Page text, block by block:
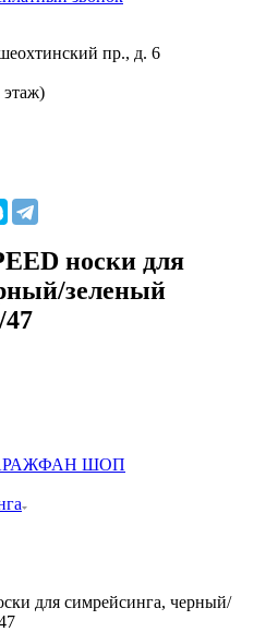
пр., д. 6
этаж)
носки для
зеленый
ФАН ШОП
для симрейсинга, черный/